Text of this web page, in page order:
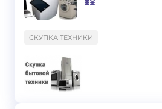
СКУПКА ТЕХНИКИ